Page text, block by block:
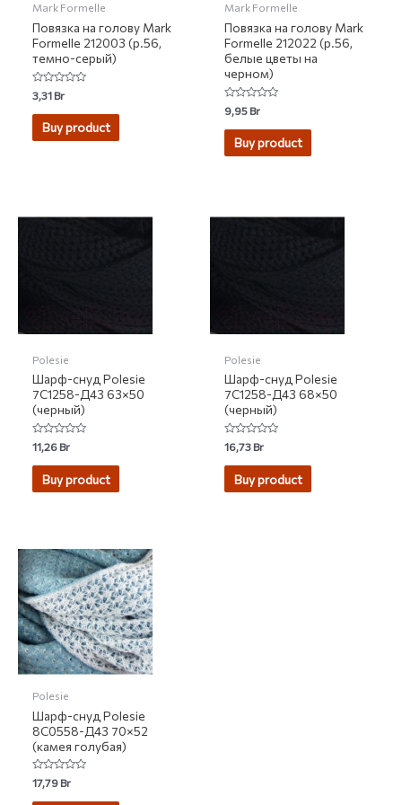
Mark Formelle
Повязка на голову Mark
Formelle 212003 (р.56,
темно-серый)
Rated
0
out
3,31Br
Buy product
Mark Formelle
Повязка на голову Mark
Formelle 212022 (р.56,
белые цветы на
черном)
Rated
0
out
9,95Br
Buy product
Polesie
Шарф-снуд Polesie
7С1258-Д43 63×50
(черный)
Rated
0
out
11,26Br
Buy product
Polesie
Шарф-снуд Polesie
7С1258-Д43 68×50
(черный)
Rated
0
out
16,73Br
Buy product
Polesie
Шарф-снуд Polesie
8С0558-Д43 70×52
(камея голубая)
Rated
0
out
17,79Br